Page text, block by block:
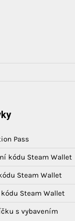
Pass
kódu Steam Wallet
Steam Wallet
Steam Wallet
s vybavením